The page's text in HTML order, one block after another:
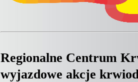
Regionalne Centrum
wyjazdowe akcje